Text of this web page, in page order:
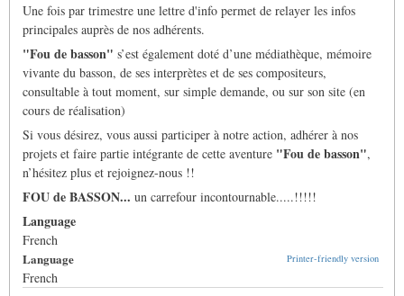
Une fois par trimestre une lettre d'info permet de relayer les infos
principales auprès de nos adhérents.
"Fou de basson" s’est également doté d’une médiathèque, mémoire
vivante du basson, de ses interprètes et de ses compositeurs,
consultable à tout moment, sur simple demande, ou sur son site (en
cours de réalisation)
Si vous désirez, vous aussi participer à notre action, adhérer à nos
projets et faire partie intégrante de cette aventure "Fou de basson",
n’hésitez plus et rejoignez-nous !!
FOU de BASSON... un carrefour incontournable.....!!!!!
Language
French
Printer-friendly version
Language
French